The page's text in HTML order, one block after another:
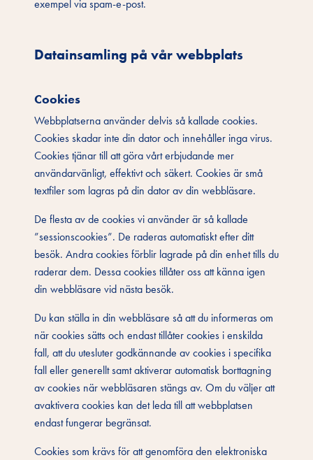
exempel via spam-e-post.
Datainsamling på vår webbplats
Cookies
Webbplatserna använder delvis så kallade cookies.
Cookies skadar inte din dator och innehåller inga virus.
Cookies tjänar till att göra vårt erbjudande mer
användarvänligt, effektivt och säkert. Cookies är små
textfiler som lagras på din dator av din webbläsare.
De flesta av de cookies vi använder är så kallade
”sessionscookies”. De raderas automatiskt efter ditt
besök. Andra cookies förblir lagrade på din enhet tills du
raderar dem. Dessa cookies tillåter oss att känna igen
din webbläsare vid nästa besök.
Du kan ställa in din webbläsare så att du informeras om
när cookies sätts och endast tillåter cookies i enskilda
fall, att du utesluter godkännande av cookies i specifika
fall eller generellt samt aktiverar automatisk borttagning
av cookies när webbläsaren stängs av. Om du väljer att
avaktivera cookies kan det leda till att webbplatsen
endast fungerar begränsat.
Cookies som krävs för att genomföra den elektroniska